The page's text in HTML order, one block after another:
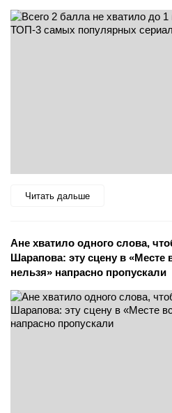
Читать дальше
Ане хватило одного слова,
Шарапова: эту сцену в «Месте
нельзя» напрасно пропускали